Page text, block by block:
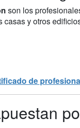
son los
y otros
de